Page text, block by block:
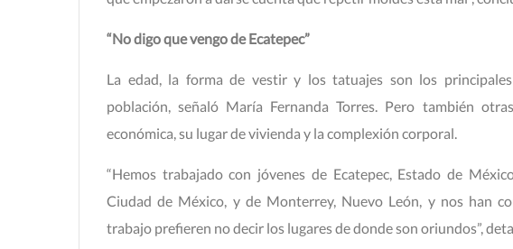
“No digo que vengo de Ecatepec”
La edad, la forma de vestir y los tatuajes son los
población, señaló María Fernanda Torres. Pero también
económica, su lugar de vivienda y la complexión corporal.
“Hemos trabajado con jóvenes de Ecatepec, Estado de
Ciudad de México, y de Monterrey, Nuevo León, y nos han
trabajo prefieren no decir los lugares de donde son oriundos”,